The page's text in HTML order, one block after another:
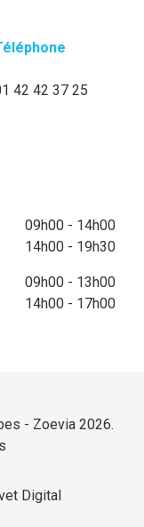
42 42 37 25
09h00 - 14h00
14h00 - 19h30
09h00 - 13h00
14h00 - 17h00
- Zoevia 2026.
Digital